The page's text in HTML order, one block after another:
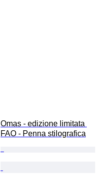
Omas - edizione limitata
FAO - Penna stilografica